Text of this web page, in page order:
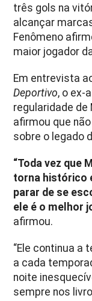
três gols na
alcançar
Fenômeno
maior jogador
Em entrevista
Deportivo, o ex-
regularidade de
afirmou que
sobre o legado
“Toda vez que
torna histórico
parar de se
ele é o melhor
afirmou.
“Ele continua a
a cada
noite
sempre nos